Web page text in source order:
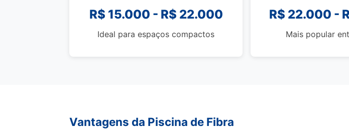
R$ 15.000 - R$ 22.000
Ideal para espaços compactos
R$ 22.000 -
Mais popular
Vantagens da Piscina de Fibra